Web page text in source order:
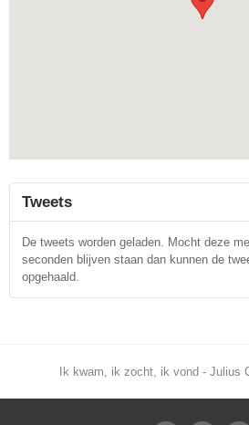
Tweets
De tweets worden geladen. Mocht deze
seconden blijven staan dan kunnen de
opgehaald.
Ik kwam, ik zocht, ik vond - Julius